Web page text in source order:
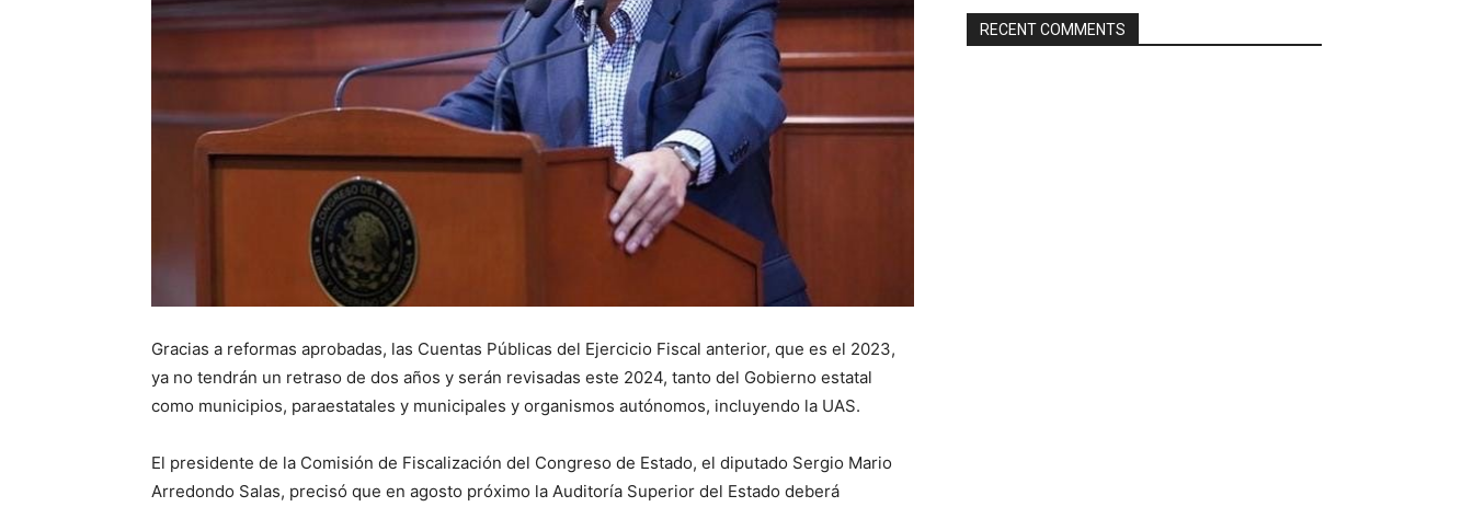
Gracias a reformas aprobadas, las Cuentas Públicas del Ejercicio Fiscal anterior, que es el 2023,
ya no tendrán un retraso de dos años y serán revisadas este 2024, tanto del Gobierno estatal
como municipios, paraestatales y municipales y organismos autónomos, incluyendo la UAS.
El presidente de la Comisión de Fiscalización del Congreso de Estado, el diputado Sergio Mario
Arredondo Salas, precisó que en agosto próximo la Auditoría Superior del Estado deberá
RECENT COMMENTS